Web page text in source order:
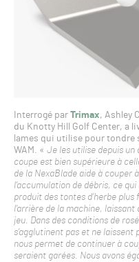
Interrogé par Trimax, Ashley
du Knotty Hill Golf Center, a
lames qui utilise pour tondre
WAM. « Je les utilise depuis un
coupe est bien supérieure à
de la NexaBlade aide à couper
l’accumulation de débris, ce
produit des tontes d’herbe
l’arrière de la machine,
jeu. Dans des conditions de
s’agglutinent pas et ne laissent
nous permet de continuer à
seraient garées. Nous avons